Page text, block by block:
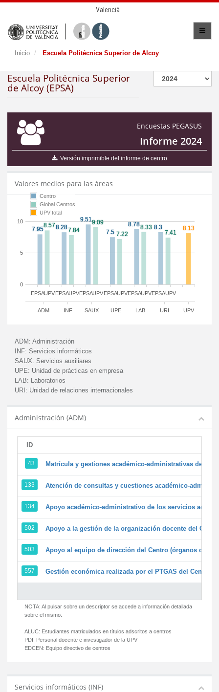
Valencià
Inicio Escuela Politécnica Superior de Alcoy
Escuela Politécnica Superior
de Alcoy (EPSA)
Encuestas PEGASUS
Informe 2024
Versión imprimible del informe de centro
Valores medios para las áreas
EPSA EPSA EPSA EPSA EPSA EPSA
UPV UPV UPV UPV UPV UPV
ADM INF SAUX UPE LAB URI UPV
0
5
10
Centro
Global Centros
UPV total
ADM: Administración
INF: Servicios informáticos
SAUX: Servicios auxiliares
UPE: Unidad de prácticas en empresa
LAB: Laboratorios
URI: Unidad de relaciones internacionales
Administración (ADM)
ID
43 Matrícula y gestiones académico-administrativas de la
133 Atención de consultas y cuestiones académico-
134 Apoyo académico-administrativo de los servicios
502 Apoyo a la gestión de la organización docente del
503 Apoyo al equipo de dirección del Centro (órganos
557 Gestión económica realizada por el PTGAS del Centro
NOTA: Al pulsar sobre un descriptor se accede a información detallada
sobre el mismo.
ALUC: Estudiantes matriculados en títulos adscritos a centros
PDI: Personal docente e investigador de la UPV
EDCEN: Equipo directivo de centros
Servicios informáticos (INF)